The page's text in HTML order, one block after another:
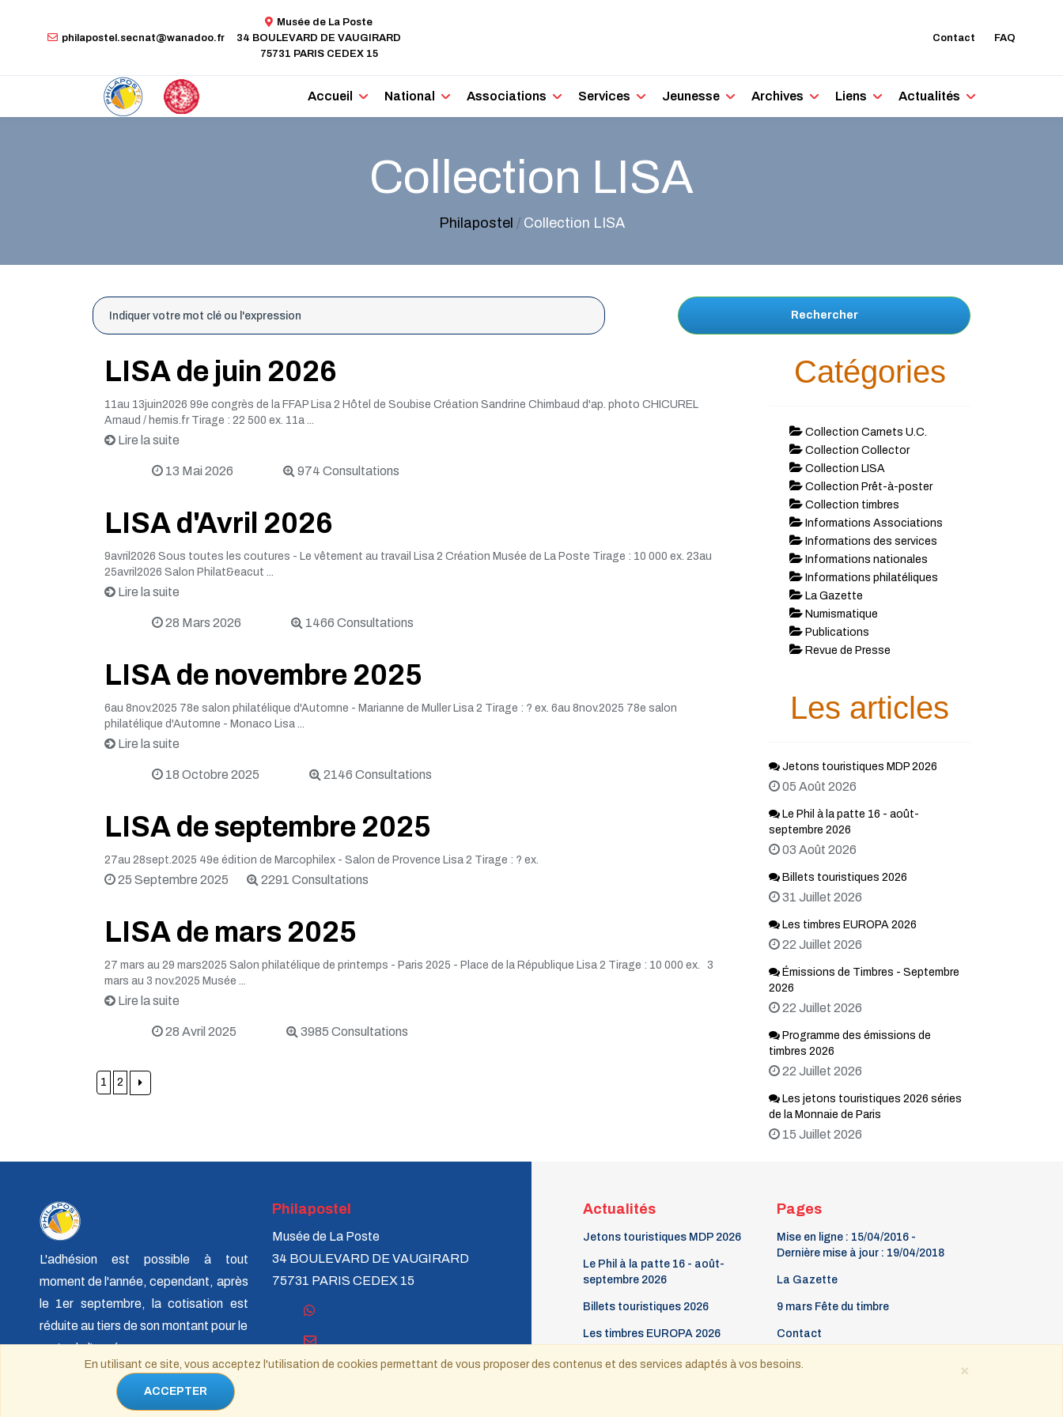
philapostel.secnat@wanadoo.fr
Musée de La Poste
34 BOULEVARD DE VAUGIRARD
75731 PARIS CEDEX 15
Contact FAQ
Accueil National Associations Services Jeunesse Archives Liens Actualités
Collection LISA
Philapostel / Collection LISA
Rechercher
LISA de juin 2026
11au 13juin2026 99e congrès de la FFAP Lisa 2 Hôtel de Soubise Création Sandrine Chimbaud d'ap. photo CHICUREL
Arnaud / hemis.fr Tirage : 22 500 ex. 11a ...
Lire la suite
13 Mai 2026 974 Consultations
LISA d'Avril 2026
9avril2026 Sous toutes les coutures - Le vêtement au travail Lisa 2 Création Musée de La Poste Tirage : 10 000 ex. 23au
25avril2026 Salon Philat&eacut ...
Lire la suite
28 Mars 2026 1466 Consultations
LISA de novembre 2025
6au 8nov.2025 78e salon philatélique d'Automne - Marianne de Muller Lisa 2 Tirage : ? ex. 6au 8nov.2025 78e salon
philatélique d'Automne - Monaco Lisa ...
Lire la suite
18 Octobre 2025 2146 Consultations
LISA de septembre 2025
27au 28sept.2025 49e édition de Marcophilex - Salon de Provence Lisa 2 Tirage : ? ex.
25 Septembre 2025 2291 Consultations
LISA de mars 2025
27 mars au 29 mars2025 Salon philatélique de printemps - Paris 2025 - Place de la République Lisa 2 Tirage : 10 000 ex. 3
mars au 3 nov.2025 Musée ...
Lire la suite
28 Avril 2025 3985 Consultations
1 2
Catégories
Collection Carnets U.C.
Collection Collector
Collection LISA
Collection Prêt-à-poster
Collection timbres
Informations Associations
Informations des services
Informations nationales
Informations philatéliques
La Gazette
Numismatique
Publications
Revue de Presse
Les articles
Jetons touristiques MDP 2026
05 Août 2026
Le Phil à la patte 16 - août-
septembre 2026
03 Août 2026
Billets touristiques 2026
31 Juillet 2026
Les timbres EUROPA 2026
22 Juillet 2026
Émissions de Timbres - Septembre
2026
22 Juillet 2026
Programme des émissions de
timbres 2026
22 Juillet 2026
Les jetons touristiques 2026 séries
de la Monnaie de Paris
15 Juillet 2026
L'adhésion est possible à tout
moment de l'année, cependant, après
le 1er septembre, la cotisation est
réduite au tiers de son montant pour le
reste de l'année en cours.
Philapostel
Musée de La Poste
34 BOULEVARD DE VAUGIRARD
75731 PARIS CEDEX 15
philapostel.secnat@wanadoo.fr
Actualités
Jetons touristiques MDP 2026
Le Phil à la patte 16 - août-
septembre 2026
Billets touristiques 2026
Les timbres EUROPA 2026
Pages
Mise en ligne : 15/04/2016 -
Dernière mise à jour : 19/04/2018
La Gazette
9 mars Fête du timbre
Contact
×
En utilisant ce site, vous acceptez l'utilisation de cookies permettant de vous proposer des contenus et des services adaptés à vos besoins.
ACCEPTER